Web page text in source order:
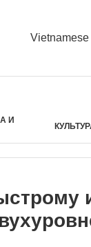
Vietnamese
И